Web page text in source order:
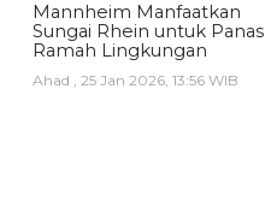
Mannheim Manfaatkan
Sungai Rhein untuk Panas
Ramah Lingkungan
Ahad , 25 Jan 2026, 13:56 WIB